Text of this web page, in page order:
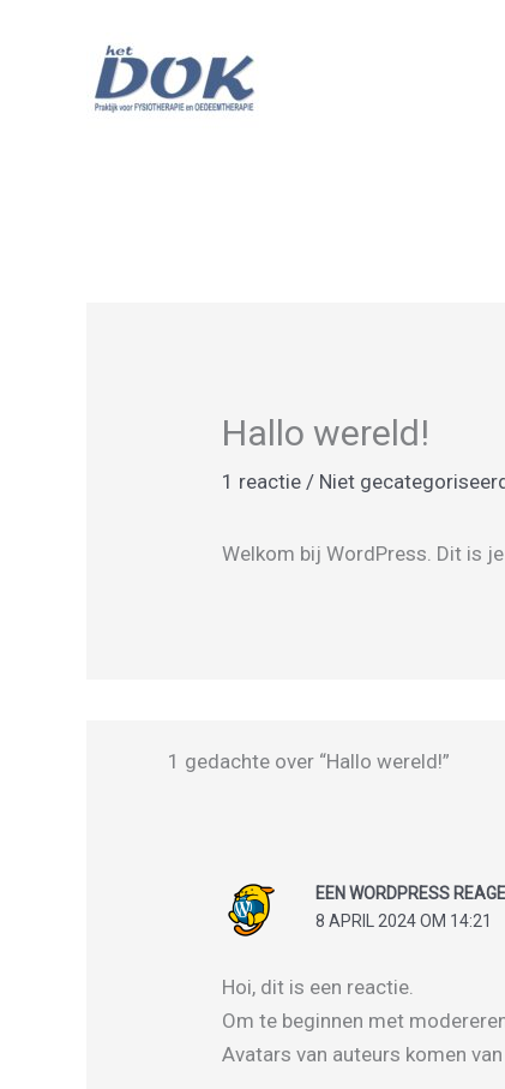
Hallo wereld!
1 reactie / Niet
Welkom bij WordPress. Dit is
1 gedachte over “Hallo wereld!”
EEN WORDPRESS
8 APRIL 2024 OM 14:21
Hoi, dit is een reactie.
Om te beginnen met
Avatars van auteurs komen van